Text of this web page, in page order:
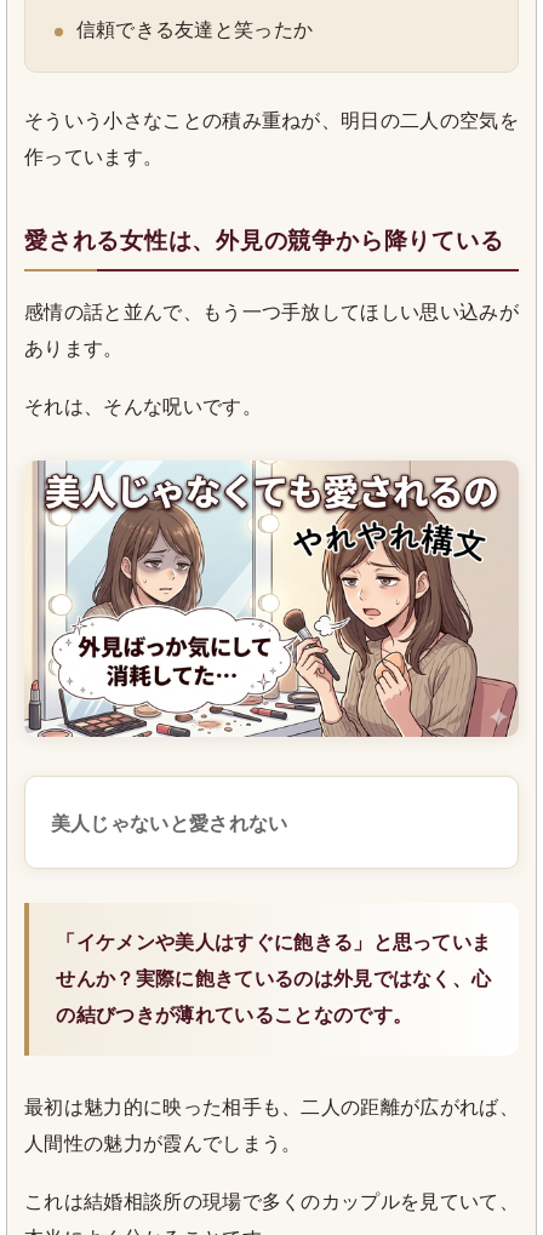
信頼できる友達と笑ったか
そういう小さなことの積み重ねが、明日の二人の空気を
作っています。
愛される女性は、外見の競争から降りている
感情の話と並んで、もう一つ手放してほしい思い込みが
あります。
それは、そんな呪いです。
美人じゃないと愛されない
「イケメンや美人はすぐに飽きる」と思っていま
せんか？実際に飽きているのは外見ではなく、心
の結びつきが薄れていることなのです。
最初は魅力的に映った相手も、二人の距離が広がれば、
人間性の魅力が霞んでしまう。
これは結婚相談所の現場で多くのカップルを見ていて、